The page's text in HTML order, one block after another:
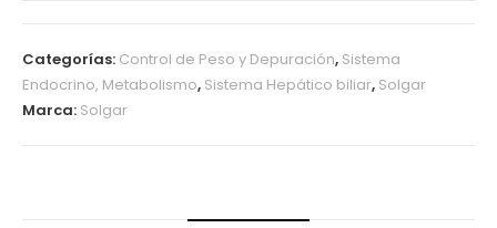
Categorías: Control de Peso y Depuración, Sistema
Endocrino, Metabolismo, Sistema Hepático biliar, Solgar
Marca: Solgar